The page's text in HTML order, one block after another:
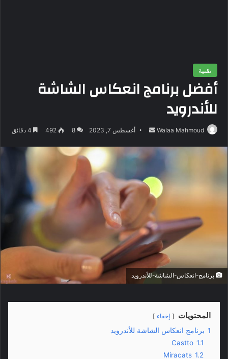
تقنية
أفضل برنامج انعكاس الشاشة
للأندرويد
Walaa Mahmoud
ب
ر
ا
إ
ك
ت
و
أغسطس 7, 2023 8
492
برنامج-انعكاس-الشاشة-للأندرويد
المحتويات إخفاء
1 برنامج انعكاس الشاشة للأندرويد
1.1
Castto
1.2
Miracats